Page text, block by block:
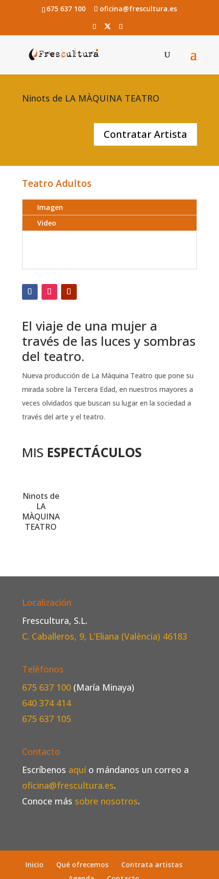
675 637 100 oficina@frescultura.es
Ninots de LA MÀQUINA TEATRO
Contratar Artista
Teatro Adultos
Imagen
Video
El viaje de una mujer a
través de las luces y sombras
del teatro.
Nueva producción de La Màquina Teatro que pone su
mirada sobre la Tercera Edad, en nuestros mayores a
veces olvidados que buscan su lugar en la sociedad a
través del arte y el teatro.
MIS ESPECTÁCULOS
Ninots de
LA
MÀQUINA
TEATRO
Localización
Frescultura, S.L.
C. Caballeros, 9, L’Eliana (València) 46183
Teléfonos
675 637 100 (María Minaya)
640 374 414
675 637 105
Contacto
Escríbenos aquío mándanos un correo a
oficina@frescultura.es.
Conoce más sobre nosotros.
Inicio Qué ofrecemos
Contrata artistas